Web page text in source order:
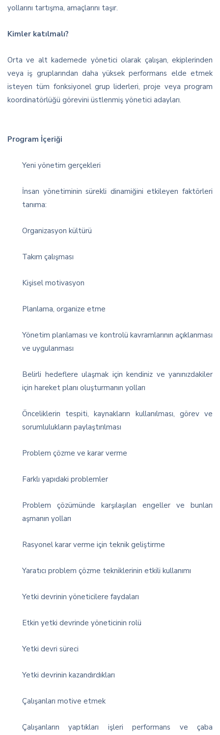
yollarını tartışma, amaçlarını taşır.
Kimler katılmalı?
Orta ve alt kademede yönetici olarak çalışan, ekiplerinden
veya iş gruplarından daha yüksek performans elde etmek
isteyen tüm fonksiyonel grup liderleri, proje veya program
koordinatörlüğü görevini üstlenmiş yönetici adayları.
Program İçeriği
Yeni yönetim gerçekleri
İnsan yönetiminin sürekli dinamiğini etkileyen faktörleri
tanıma:
Organizasyon kültürü
Takım çalışması
Kişisel motivasyon
Planlama, organize etme
Yönetim planlaması ve kontrolü kavramlarının açıklanması
ve uygulanması
Belirli hedeflere ulaşmak için kendiniz ve yanınızdakiler
için hareket planı oluşturmanın yolları
Önceliklerin tespiti, kaynakların kullanılması, görev ve
sorumlulukların paylaştırılması
Problem çözme ve karar verme
Farklı yapıdaki problemler
Problem çözümünde karşılaşılan engeller ve bunları
aşmanın yolları
Rasyonel karar verme için teknik geliştirme
Yaratıcı problem çözme tekniklerinin etkili kullanımı
Yetki devrinin yöneticilere faydaları
Etkin yetki devrinde yöneticinin rolü
Yetki devri süreci
Yetki devrinin kazandırdıkları
Çalışanları motive etmek
Çalışanların yaptıkları işleri performans ve çaba